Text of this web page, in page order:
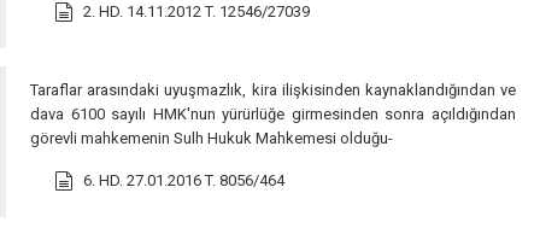
2. HD. 14.11.2012 T. 12546/27039
Taraflar arasındaki uyuşmazlık, kira ilişkisinden kaynaklandığından ve
dava 6100 sayılı HMK'nun yürürlüğe girmesinden sonra açıldığından
görevli mahkemenin Sulh Hukuk Mahkemesi olduğu-
6. HD. 27.01.2016 T. 8056/464